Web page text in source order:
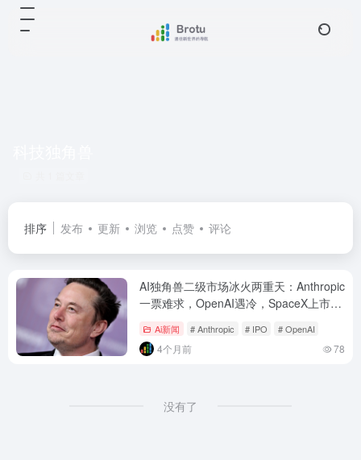
排序 发布 更新 浏览 点赞 评论
AI独角兽二级市场冰火两重天：Anthropic
一票难求，OpenAI遇冷，SpaceX上市或
Ai新闻 # Anthropic # IPO # OpenAI
4个月前 78
没有了